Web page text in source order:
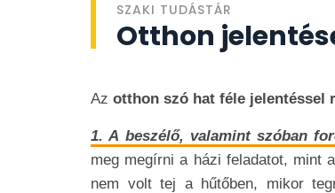
SZAKI TUDÁSTÁR
Otthon
Az otthon szó hat féle jelentéssel
1. A beszélő, valamint szóban
meg megírni a házi feladatot, mint
nem volt tej a hűtőben, mikor